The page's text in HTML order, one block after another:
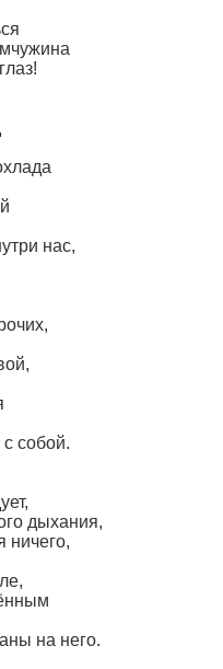
нас,
собой.
дыхания,
ничего,
на него.